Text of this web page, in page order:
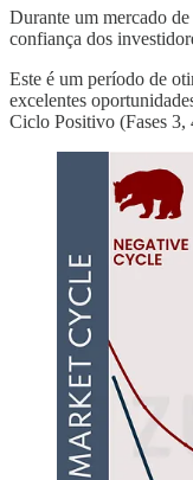
Durante um mercado de
confiança dos
Este é um período de
excelentes
Ciclo Positivo (Fases 3,